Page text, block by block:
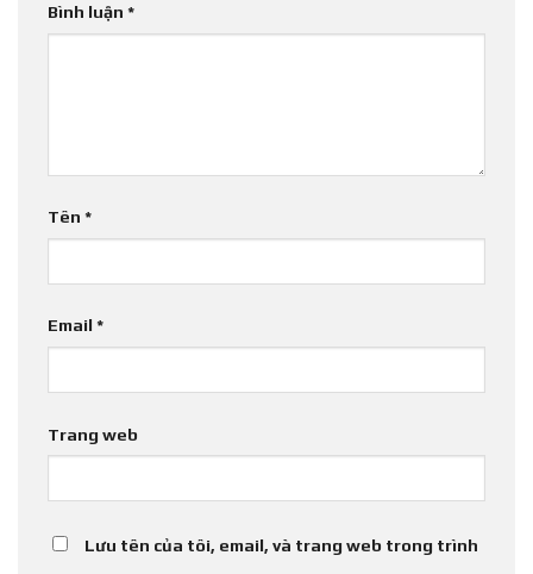
Bình luận *
Tên *
Email *
Trang web
Lưu tên của tôi, email, và trang web trong trình